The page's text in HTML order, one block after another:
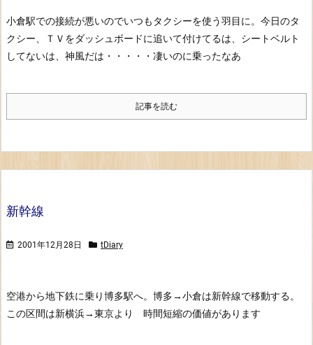
小倉駅での接続が悪いのでいつもタクシーを使う羽目に。 今日のタ
クシー、ＴＶをダッシュボードに追いて付けてるは、シートベルト
してないは、神風だは・・・・・凄いのに乗ったなあ
記事を読む
新幹線
2001年12月28日 tDiary
空港から地下鉄に乗り博多駅へ。博多→小倉は新幹線で移動する。
この区間は新横浜→東京より 時間短縮の価値があります